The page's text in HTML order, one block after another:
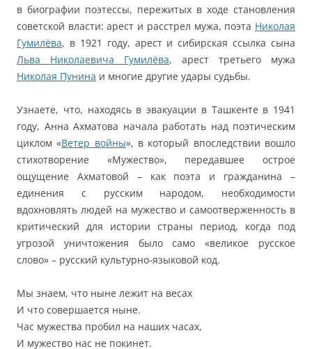
в биографии поэтессы, пережитых в ходе становления
советской власти: арест и расстрел мужа, поэта Николая
Гумилёва, в 1921 году, арест и сибирская ссылка сына
Льва Николаевича Гумилёва, арест третьего мужа
Николая Пунина и многие другие удары судьбы.
Узнаете, что, находясь в эвакуации в Ташкенте в 1941
году, Анна Ахматова начала работать над поэтическим
циклом «Ветер войны», в который впоследствии вошло
стихотворение «Мужество», передавшее острое
ощущение Ахматовой – как поэта и гражданина –
единения с русским народом, необходимости
вдохновлять людей на мужество и самоотверженность в
критический для истории страны период, когда под
угрозой уничтожения было само «великое русское
слово» – русский культурно-языковой код.
Мы знаем, что ныне лежит на весах
И что совершается ныне.
Час мужества пробил на наших часах,
И мужество нас не покинет.